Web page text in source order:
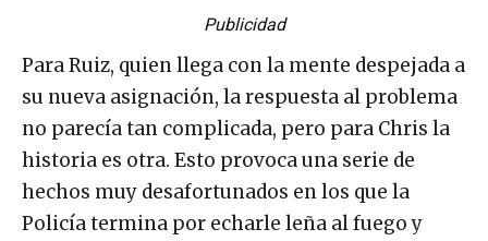
Publicidad
Para Ruiz, quien llega con la mente despejada a
su nueva asignación, la respuesta al problema
no parecía tan complicada, pero para Chris la
historia es otra. Esto provoca una serie de
hechos muy desafortunados en los que la
Policía termina por echarle leña al fuego y